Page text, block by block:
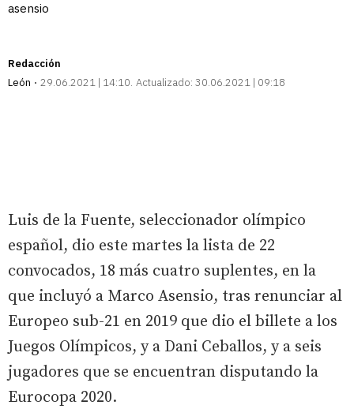
asensio
Redacción
León
29.06.2021 | 14:10 Actualizado: 30.06.2021 | 09:18
Luis de la Fuente, seleccionador olímpico
español, dio este martes la lista de 22
convocados, 18 más cuatro suplentes, en la
que incluyó a Marco Asensio, tras renunciar al
Europeo sub-21 en 2019 que dio el billete a los
Juegos Olímpicos, y a Dani Ceballos, y a seis
jugadores que se encuentran disputando la
Eurocopa 2020.